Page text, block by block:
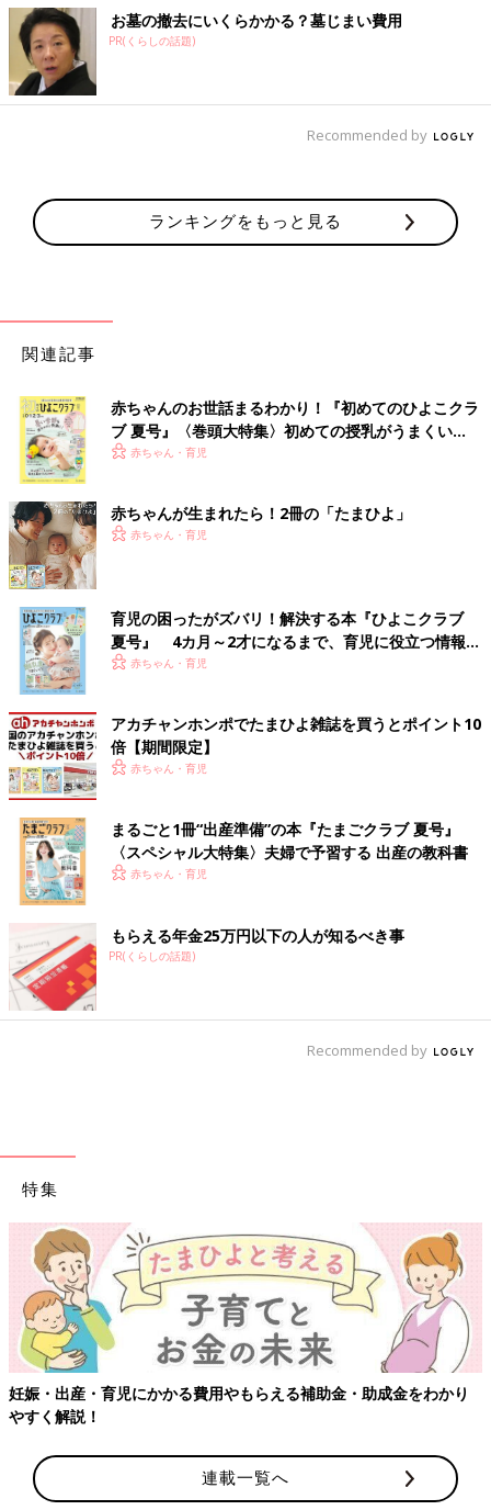
お墓の撤去にいくらかかる？墓じまい費用
PR(くらしの話題)
Recommended by
ランキングをもっと見る
関連記事
赤ちゃんのお世話まるわかり！『初めてのひよこクラ
ブ 夏号』〈巻頭大特集〉初めての授乳がうまくい
く！ おっぱい・ミルクの基本と夏のトラブル 解決テ
赤ちゃん・育児
赤ちゃんが生まれたら！2冊の「たまひよ」
赤ちゃん・育児
育児の困ったがズバリ！解決する本『ひよこクラブ
夏号』 4カ月～2才になるまで、育児に役立つ情報が
いっぱい！
赤ちゃん・育児
アカチャンホンポでたまひよ雑誌を買うとポイント10
倍【期間限定】
赤ちゃん・育児
まるごと1冊“出産準備”の本『たまごクラブ 夏号』
〈スペシャル大特集〉夫婦で予習する 出産の教科書
赤ちゃん・育児
もらえる年金25万円以下の人が知るべき事
PR(くらしの話題)
Recommended by
特集
【ワクチン接種できるものも】妊婦の感染症対策、知っておいて！
連載一覧へ